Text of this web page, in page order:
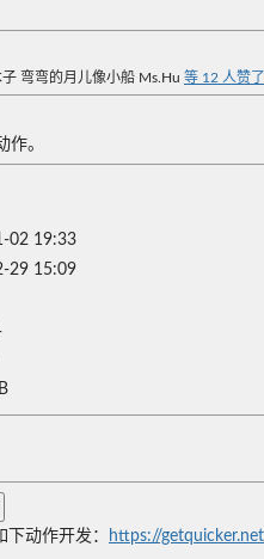
子 弯弯的月儿像小船 Ms.Hu 等 12 人赞
作。
02 19:33
29 15:09
下动作开发： https://